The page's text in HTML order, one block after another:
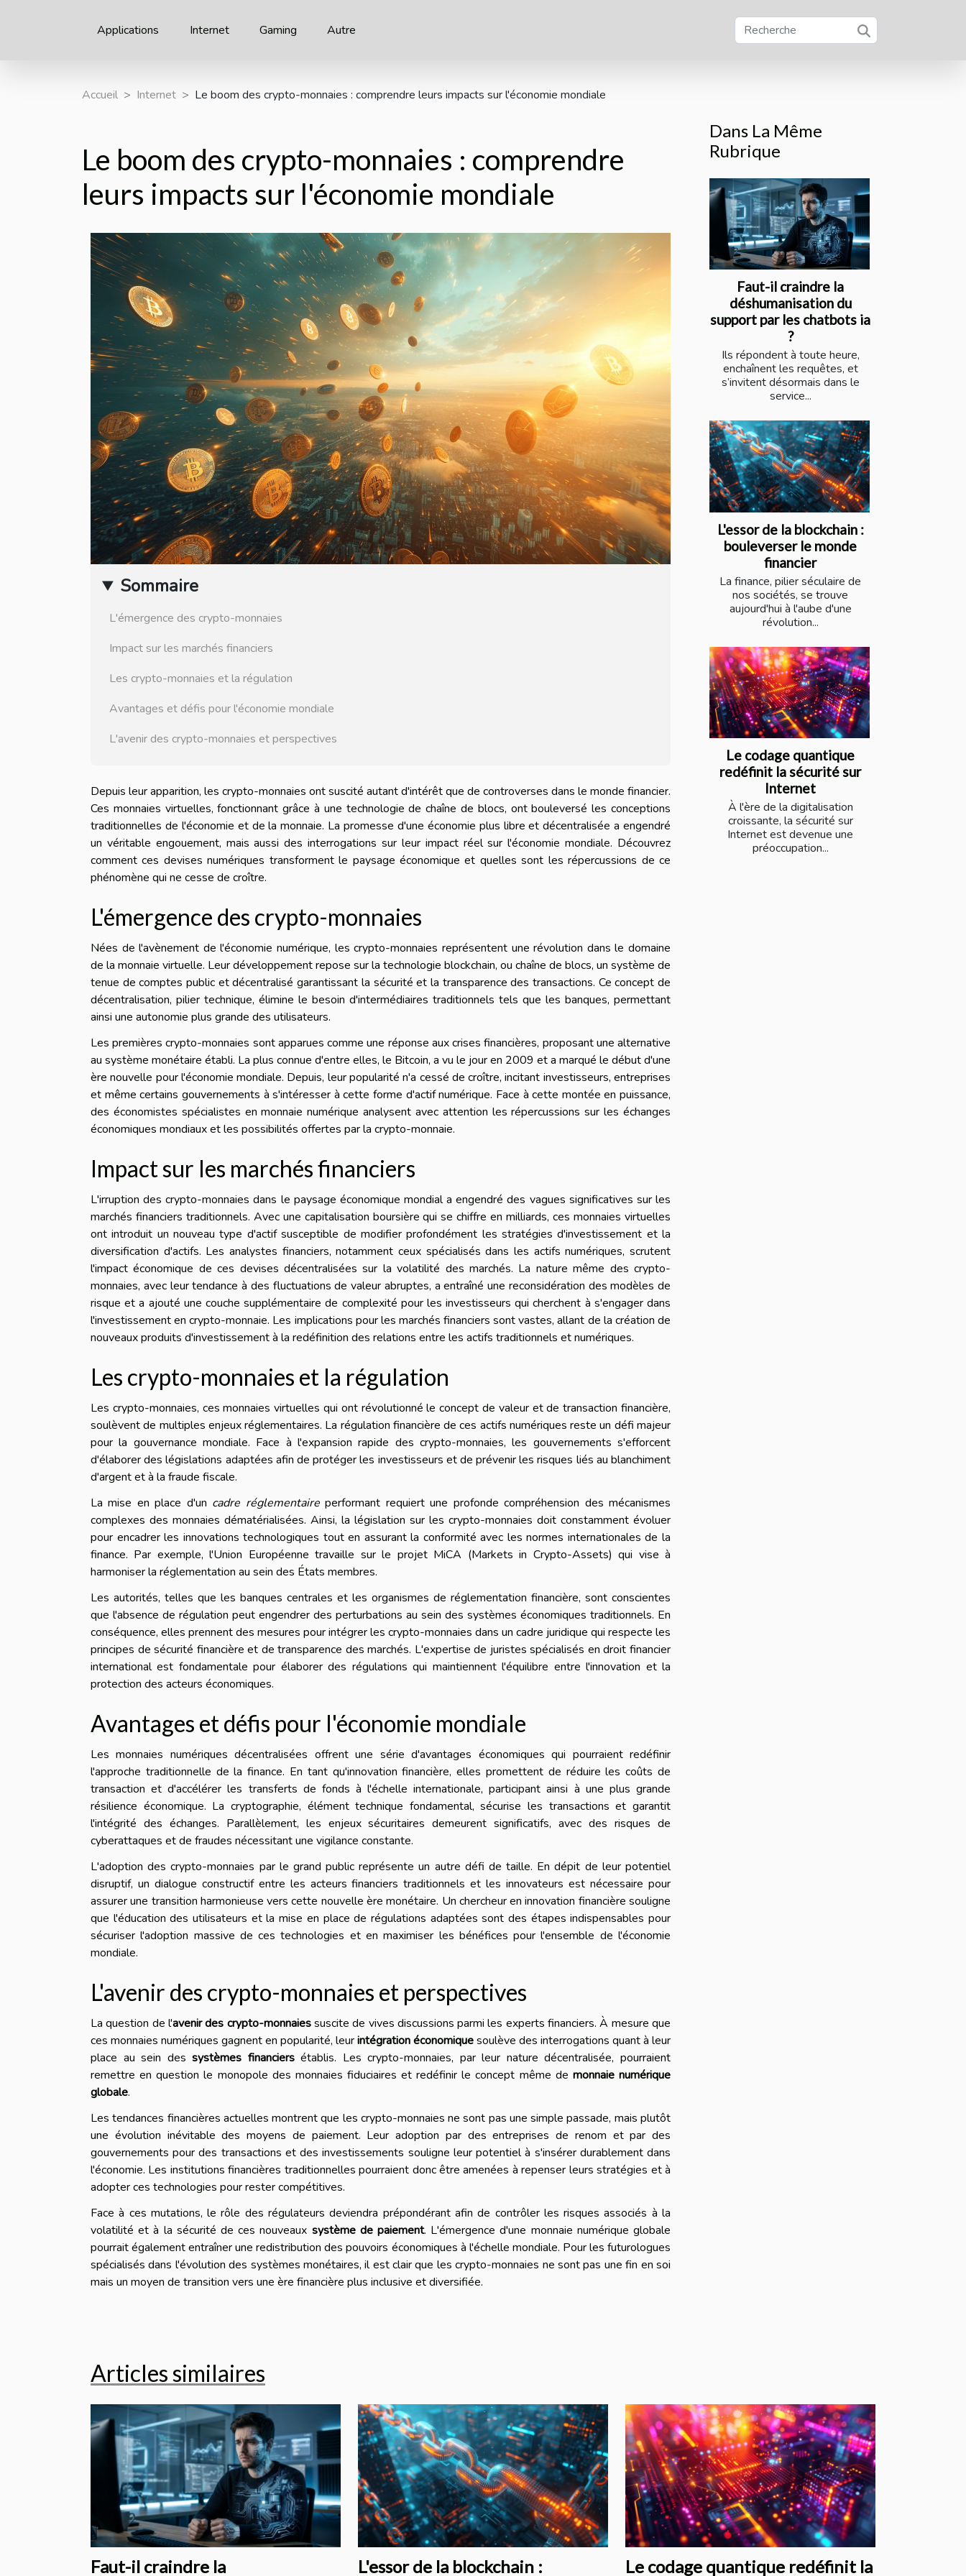
Applications Internet Gaming Autre
Accueil Internet Le boom des crypto-monnaies : comprendre leurs impacts sur l'économie mondiale
Le boom des crypto-monnaies : comprendre
leurs impacts sur l'économie mondiale
Sommaire
L'émergence des crypto-monnaies
Impact sur les marchés financiers
Les crypto-monnaies et la régulation
Avantages et défis pour l'économie mondiale
L'avenir des crypto-monnaies et perspectives
Depuis leur apparition, les crypto-monnaies ont suscité autant d'intérêt que de controverses dans le monde financier.
Ces monnaies virtuelles, fonctionnant grâce à une technologie de chaîne de blocs, ont bouleversé les conceptions
traditionnelles de l'économie et de la monnaie. La promesse d'une économie plus libre et décentralisée a engendré
un véritable engouement, mais aussi des interrogations sur leur impact réel sur l'économie mondiale. Découvrez
comment ces devises numériques transforment le paysage économique et quelles sont les répercussions de ce
phénomène qui ne cesse de croître.
L'émergence des crypto-monnaies
Nées de l'avènement de l'économie numérique, les crypto-monnaies représentent une révolution dans le domaine
de la monnaie virtuelle. Leur développement repose sur la technologie blockchain, ou chaîne de blocs, un système de
tenue de comptes public et décentralisé garantissant la sécurité et la transparence des transactions. Ce concept de
décentralisation, pilier technique, élimine le besoin d'intermédiaires traditionnels tels que les banques, permettant
ainsi une autonomie plus grande des utilisateurs.
Les premières crypto-monnaies sont apparues comme une réponse aux crises financières, proposant une alternative
au système monétaire établi. La plus connue d'entre elles, le Bitcoin, a vu le jour en 2009 et a marqué le début d'une
ère nouvelle pour l'économie mondiale. Depuis, leur popularité n'a cessé de croître, incitant investisseurs, entreprises
et même certains gouvernements à s'intéresser à cette forme d'actif numérique. Face à cette montée en puissance,
des économistes spécialistes en monnaie numérique analysent avec attention les répercussions sur les échanges
économiques mondiaux et les possibilités offertes par la crypto-monnaie.
Impact sur les marchés financiers
L'irruption des crypto-monnaies dans le paysage économique mondial a engendré des vagues significatives sur les
marchés financiers traditionnels. Avec une capitalisation boursière qui se chiffre en milliards, ces monnaies virtuelles
ont introduit un nouveau type d'actif susceptible de modifier profondément les stratégies d'investissement et la
diversification d'actifs. Les analystes financiers, notamment ceux spécialisés dans les actifs numériques, scrutent
l'impact économique de ces devises décentralisées sur la volatilité des marchés. La nature même des crypto-
monnaies, avec leur tendance à des fluctuations de valeur abruptes, a entraîné une reconsidération des modèles de
risque et a ajouté une couche supplémentaire de complexité pour les investisseurs qui cherchent à s'engager dans
l'investissement en crypto-monnaie. Les implications pour les marchés financiers sont vastes, allant de la création de
nouveaux produits d'investissement à la redéfinition des relations entre les actifs traditionnels et numériques.
Les crypto-monnaies et la régulation
Les crypto-monnaies, ces monnaies virtuelles qui ont révolutionné le concept de valeur et de transaction financière,
soulèvent de multiples enjeux réglementaires. La régulation financière de ces actifs numériques reste un défi majeur
pour la gouvernance mondiale. Face à l'expansion rapide des crypto-monnaies, les gouvernements s'efforcent
d'élaborer des législations adaptées afin de protéger les investisseurs et de prévenir les risques liés au blanchiment
d'argent et à la fraude fiscale.
La mise en place d'un cadre réglementaireperformant requiert une profonde compréhension des mécanismes
complexes des monnaies dématérialisées. Ainsi, la législation sur les crypto-monnaies doit constamment évoluer
pour encadrer les innovations technologiques tout en assurant la conformité avec les normes internationales de la
finance. Par exemple, l'Union Européenne travaille sur le projet MiCA (Markets in Crypto-Assets) qui vise à
harmoniser la réglementation au sein des États membres.
Les autorités, telles que les banques centrales et les organismes de réglementation financière, sont conscientes
que l'absence de régulation peut engendrer des perturbations au sein des systèmes économiques traditionnels. En
conséquence, elles prennent des mesures pour intégrer les crypto-monnaies dans un cadre juridique qui respecte les
principes de sécurité financière et de transparence des marchés. L'expertise de juristes spécialisés en droit financier
international est fondamentale pour élaborer des régulations qui maintiennent l'équilibre entre l'innovation et la
protection des acteurs économiques.
Avantages et défis pour l'économie mondiale
Les monnaies numériques décentralisées offrent une série d'avantages économiques qui pourraient redéfinir
l'approche traditionnelle de la finance. En tant qu'innovation financière, elles promettent de réduire les coûts de
transaction et d'accélérer les transferts de fonds à l'échelle internationale, participant ainsi à une plus grande
résilience économique. La cryptographie, élément technique fondamental, sécurise les transactions et garantit
l'intégrité des échanges. Parallèlement, les enjeux sécuritaires demeurent significatifs, avec des risques de
cyberattaques et de fraudes nécessitant une vigilance constante.
L'adoption des crypto-monnaies par le grand public représente un autre défi de taille. En dépit de leur potentiel
disruptif, un dialogue constructif entre les acteurs financiers traditionnels et les innovateurs est nécessaire pour
assurer une transition harmonieuse vers cette nouvelle ère monétaire. Un chercheur en innovation financière souligne
que l'éducation des utilisateurs et la mise en place de régulations adaptées sont des étapes indispensables pour
sécuriser l'adoption massive de ces technologies et en maximiser les bénéfices pour l'ensemble de l'économie
mondiale.
L'avenir des crypto-monnaies et perspectives
La question de l'avenir des crypto-monnaiessuscite de vives discussions parmi les experts financiers. À mesure que
ces monnaies numériques gagnent en popularité, leurintégration économiquesoulève des interrogations quant à leur
place au sein dessystèmes financiersétablis. Les crypto-monnaies, par leur nature décentralisée, pourraient
remettre en question le monopole des monnaies fiduciaires et redéfinir le concept même de monnaie numérique
globale.
Les tendances financières actuelles montrent que les crypto-monnaies ne sont pas une simple passade, mais plutôt
une évolution inévitable des moyens de paiement. Leur adoption par des entreprises de renom et par des
gouvernements pour des transactions et des investissements souligne leur potentiel à s'insérer durablement dans
l'économie. Les institutions financières traditionnelles pourraient donc être amenées à repenser leurs stratégies et à
adopter ces technologies pour rester compétitives.
Face à ces mutations, le rôle des régulateurs deviendra prépondérant afin de contrôler les risques associés à la
volatilité et à la sécurité de ces nouveaux système de paiement. L'émergence d'une monnaie numérique globale
pourrait également entraîner une redistribution des pouvoirs économiques à l'échelle mondiale. Pour les futurologues
spécialisés dans l'évolution des systèmes monétaires, il est clair que les crypto-monnaies ne sont pas une fin en soi
mais un moyen de transition vers une ère financière plus inclusive et diversifiée.
Dans La Même
Rubrique
Faut-il craindre la
déshumanisation du
support par les chatbots ia
?
Ils répondent à toute heure,
enchaînent les requêtes, et
s’invitent désormais dans le
service...
L'essor de la blockchain :
bouleverser le monde
financier
La finance, pilier séculaire de
nos sociétés, se trouve
aujourd'hui à l'aube d'une
révolution...
Le codage quantique
redéfinit la sécurité sur
Internet
À l'ère de la digitalisation
croissante, la sécurité sur
Internet est devenue une
préoccupation...
Articles similaires
Faut-il craindre la L'essor de la blockchain : Le codage quantique redéfinit la